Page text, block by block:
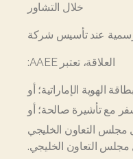
خلال التشاور
رسمية عند تأسيس شركة
العلاقة، تعتبر AAEE:
الهوية الإماراتية؛ أو
مع تأشيرة صالحة؛ أو
مجلس التعاون الخليجي
التعاون الخليجي.